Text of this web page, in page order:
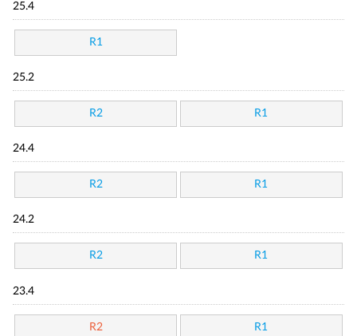
25.4
R1
25.2
R2 R1
24.4
R2 R1
24.2
R2 R1
23.4
R2 R1